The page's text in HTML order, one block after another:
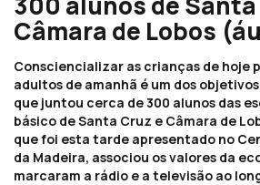
Câmara de Lobos
Consciencializar as crianças de hoje
adultos de amanhã é um dos
que juntou cerca de 300 alunos das
básico de Santa Cruz e Câmara de
que foi esta tarde apresentado no
da Madeira, associou os valores da
marcaram a rádio e a televisão ao